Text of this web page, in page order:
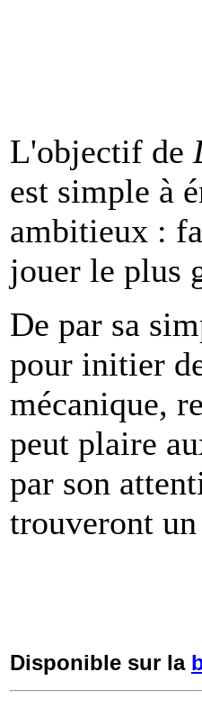
L'objectif de
est simple à
ambitieux :
jouer le plus
De par sa
pour initier
mécanique,
peut plaire
par son
trouveront
Disponible sur la